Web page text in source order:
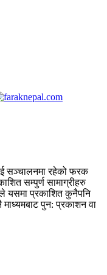
सञ्चालनमा रहेको फरक
सम्पुर्ण सामाग्रीहरु
यसमा प्रकाशित कुनैपनि
माध्यमबाट पुन: प्रकाशन वा